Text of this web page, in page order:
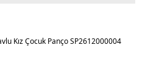
Kız Çocuk Panço SP2612000004